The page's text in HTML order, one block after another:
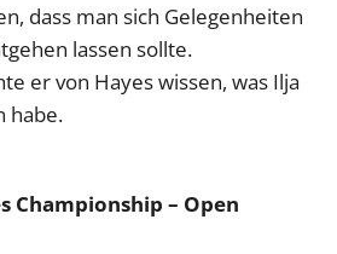
dass man sich Gelegenheiten
lassen sollte.
er von Hayes wissen, was Ilja
habe.
Championship – Open